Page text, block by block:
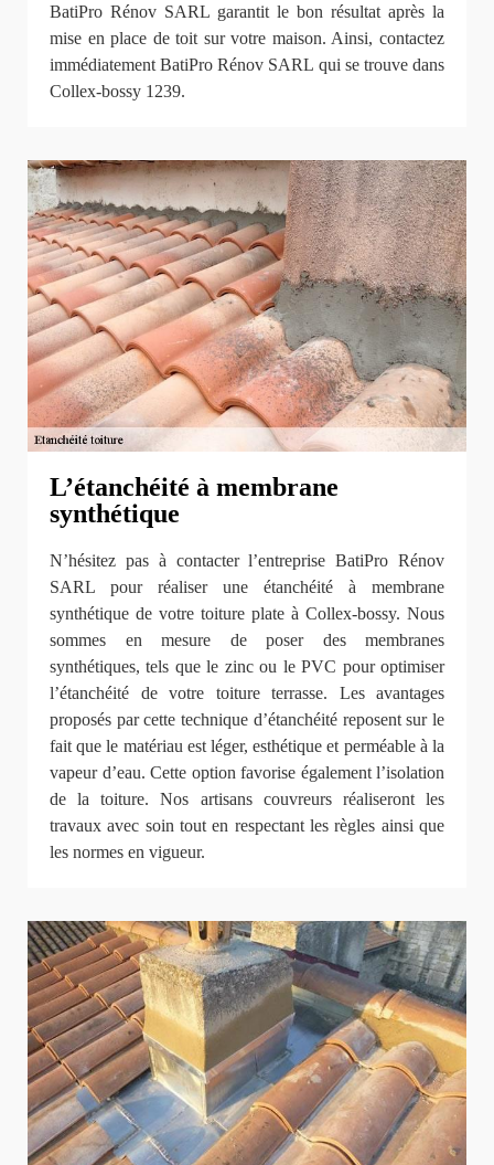
BatiPro Rénov SARL garantit le bon résultat après la
mise en place de toit sur votre maison. Ainsi, contactez
immédiatement BatiPro Rénov SARL qui se trouve dans
Collex-bossy 1239.
L’étanchéité à membrane
synthétique
N’hésitez pas à contacter l’entreprise BatiPro Rénov
SARL pour réaliser une étanchéité à membrane
synthétique de votre toiture plate à Collex-bossy. Nous
sommes en mesure de poser des membranes
synthétiques, tels que le zinc ou le PVC pour optimiser
l’étanchéité de votre toiture terrasse. Les avantages
proposés par cette technique d’étanchéité reposent sur le
fait que le matériau est léger, esthétique et perméable à la
vapeur d’eau. Cette option favorise également l’isolation
de la toiture. Nos artisans couvreurs réaliseront les
travaux avec soin tout en respectant les règles ainsi que
les normes en vigueur.